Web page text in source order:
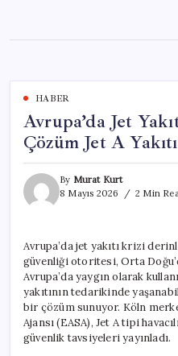
content
HABER
Avrupa’da Jet
Çözüm Jet A
By Murat Kurt
8 Mayıs 2026
2 Min
Avrupa’da jet yakıtı krizi
güvenliği otoritesi, Orta
Avrupa’da yaygın olarak
yakıtının tedarikinde
bir çözüm sunuyor. Köln
Ajansı (EASA), Jet A tipi
güvenlik tavsiyeleri yayınladı.